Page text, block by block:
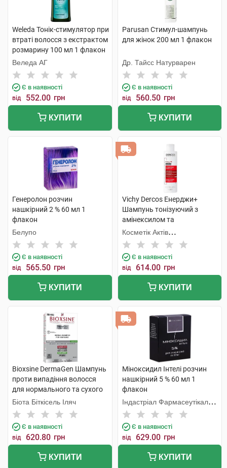
Weleda Тонік-стимулятор при
втраті волосся з екстрактом
розмарину 100 мл 1 флакон
Веледа АГ
Є в наявності
від 552.00 грн
КУПИТИ
Parusan Cтимул-шампунь
для жінок 200 мл 1 флакон
Др. Тайсс Натурварен
Є в наявності
від 560.50 грн
КУПИТИ
Генеролон розчин
нашкірний 2 % 60 мл 1
флакон
Белупо
Є в наявності
від 565.50 грн
КУПИТИ
Vichy Dercos Енерджи+
Шампунь тонізуючий з
амінексилом та
ніацинамідом для боротьби
з випадінням волосся 200
мл 1 флакон
Косметік Актів
Інтернаціональ
Є в наявності
від 614.00 грн
КУПИТИ
Bioxsine DermaGen Шампунь
проти випадіння волосся
для нормального та сухого
волосся 300 мл 1 флакон
Біота Біткісель Іляч
Є в наявності
від 620.80 грн
КУПИТИ
Міноксидил Інтелі розчин
нашкірний 5 % 60 мл 1
флакон
Індастріал Фармасеутікал
Кантабріа
Є в наявності
від 629.00 грн
КУПИТИ